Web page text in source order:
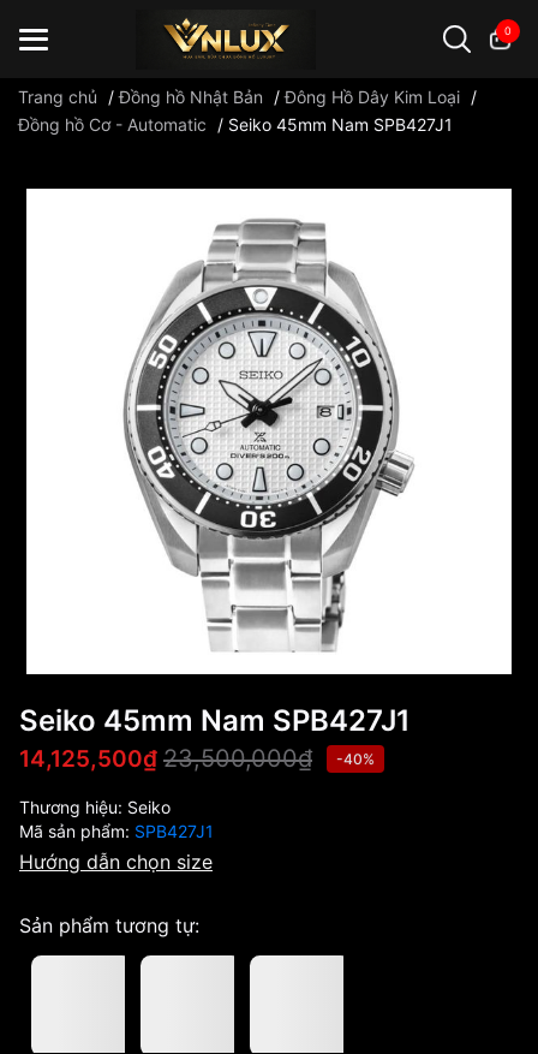
0
Trang chủ /Đồng hồ Nhật Bản /Đông Hồ Dây Kim Loại /
Đồng hồ Cơ - Automatic
/ Seiko 45mm Nam SPB427J1
Seiko 45mm Nam SPB427J1
14,125,500₫ 23,500,000₫ -40%
Thương hiệu: Seiko
Mã sản phẩm: SPB427J1
Hướng dẫn chọn size
Sản phẩm tương tự: